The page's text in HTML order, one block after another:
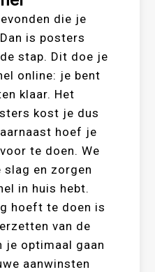
die je
is posters
stap. Dit doe je
online: je bent
klaar. Het
kost je dus
hoef je
te doen. We
slag en zorgen
in huis hebt.
hoeft te doen is
van de
je optimaal gaan
aanwinsten